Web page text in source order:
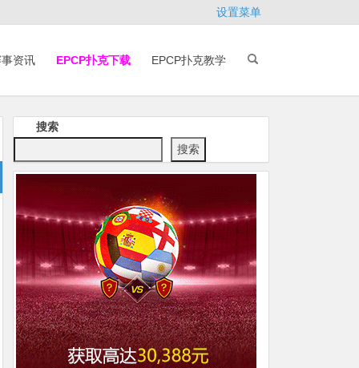
设置菜单
资讯 EPCP扑克下载 EPCP扑克教学
搜索
搜索